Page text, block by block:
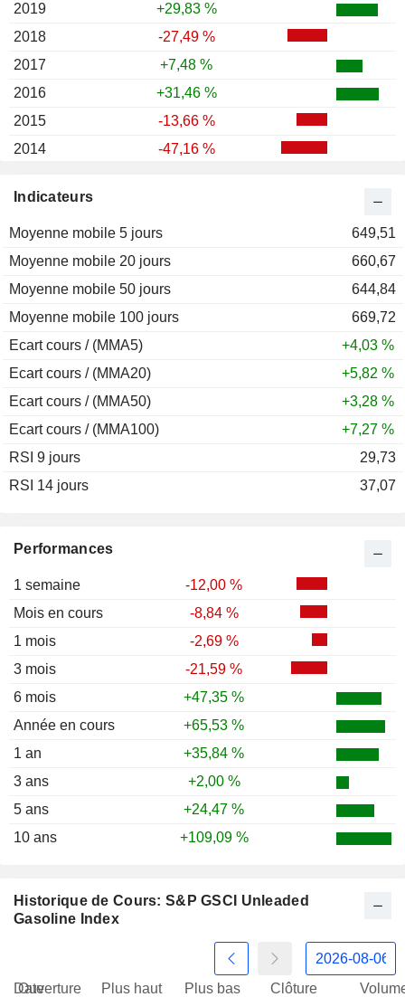
Performances
1 semaine
-12,00 %
Mois en cours
-8,84 %
1 mois
-2,69 %
3 mois
-21,59 %
6 mois
+47,35 %
Année en cours
+65,53 %
1 an
+35,84 %
3 ans
+2,00 %
5 ans
+24,47 %
10 ans
+109,09 %
Indicateurs
Moyenne mobile 5 jours
649,51
Moyenne mobile 20 jours
660,67
Moyenne mobile 50 jours
644,84
Moyenne mobile 100 jours
669,72
Ecart cours / (MMA5)
+4,03 %
Ecart cours / (MMA20)
+5,82 %
Ecart cours / (MMA50)
+3,28 %
Ecart cours / (MMA100)
+7,27 %
RSI 9 jours
29,73
RSI 14 jours
37,07
Historique de Cours: S&P GSCI Unleaded
Gasoline Index
Date
Ouverture Plus haut Plus bas Clôture
2019
+29,83 %
2018
-27,49 %
2017
+7,48 %
2016
+31,46 %
2015
-13,66 %
2014
-47,16 %
2012
2011
+9,35 %
2010
+18,38 %
2009
+93,31 %
2008
-57,36 %